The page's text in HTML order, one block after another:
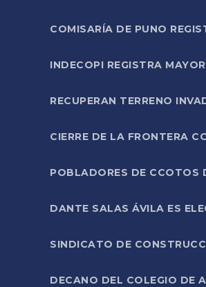
COMISARÍA DE PUNO
INDECOPI REGISTRA
RECUPERAN TERRENO
CIERRE DE LA FRONTERA
POBLADORES DE CCOTOS
DANTE SALAS ÁVILA ES
SINDICATO DE
DECANO DEL COLEGIO DE